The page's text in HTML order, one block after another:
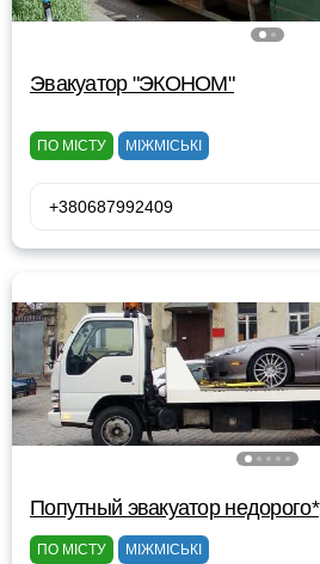
Эвакуатор "ЭКОНОМ"
ПО МІСТУ МІЖМІСЬКІ
+380687992409
Попутный эвакуатор недорого*
ПО МІСТУ МІЖМІСЬКІ